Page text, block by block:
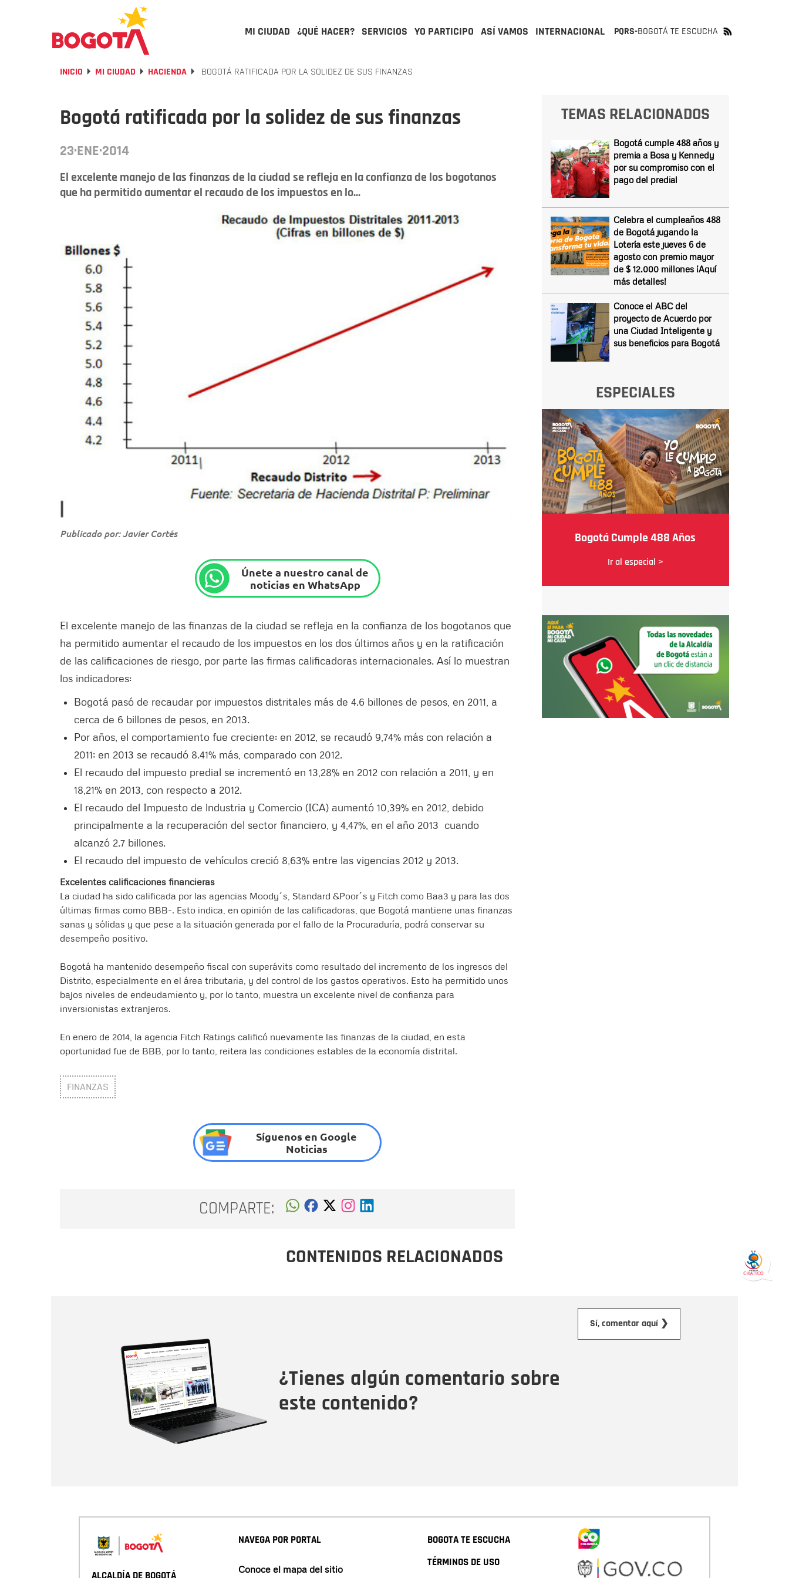
MI CIUDAD ¿QUÉ HACER? SERVICIOS YO PARTICIPO ASÍ VAMOS INTERNACIONAL PQRS-BOGOTÁ TE ESCUCHA
INICIO MI CIUDAD HACIENDA BOGOTÁ RATIFICADA POR LA SOLIDEZ DE SUS FINANZAS
Bogotá ratificada por la solidez de sus finanzas
23·ENE·2014
El excelente manejo de las finanzas de la ciudad se refleja en la confianza de los bogotanos
que ha permitido aumentar el recaudo de los impuestos en lo...
Publicado por: Javier Cortés
Únete a nuestro canal de
noticias en WhatsApp
El excelente manejo de las finanzas de la ciudad se refleja en la confianza de los bogotanos que
ha permitido aumentar el recaudo de los impuestos en los dos últimos años y en la ratificación
de las calificaciones de riesgo, por parte las firmas calificadoras internacionales. Así lo muestran
los indicadores:
Bogotá pasó de recaudar por impuestos distritales más de 4.6 billones de pesos, en 2011, a
cerca de 6 billones de pesos, en 2013.
Por años, el comportamiento fue creciente: en 2012, se recaudó 9,74% más con relación a
2011; en 2013 se recaudó 8.41% más, comparado con 2012.
El recaudo del impuesto predial se incrementó en 13,28% en 2012 con relación a 2011, y en
18,21% en 2013, con respecto a 2012.
El recaudo del Impuesto de lndustria y Comercio (ICA) aumentó 10,39% en 2012, debido
principalmente a la recuperación del sector financiero, y 4,47%, en el año 2013 cuando
alcanzó 2.7 billones.
El recaudo del impuesto de vehículos creció 8,63% entre las vigencias 2012 y 2013.
Excelentes calificaciones financieras
La ciudad ha sido calificada por las agencias Moody´s, Standard &Poor´s y Fitch como Baa3 y para las dos
últimas firmas como BBB-. Esto indica, en opinión de las calificadoras, que Bogotá mantiene unas finanzas
sanas y sólidas y que pese a la situación generada por el fallo de la Procuraduría, podrá conservar su
desempeño positivo.
Bogotá ha mantenido desempeño fiscal con superávits como resultado del incremento de los ingresos del
Distrito, especialmente en el área tributaria, y del control de los gastos operativos. Esto ha permitido unos
bajos niveles de endeudamiento y, por lo tanto, muestra un excelente nivel de confianza para
inversionistas extranjeros.
En enero de 2014, la agencia Fitch Ratings calificó nuevamente las finanzas de la ciudad, en esta
oportunidad fue de BBB, por lo tanto, reitera las condiciones estables de la economía distrital.
FINANZAS
Síguenos en Google
Noticias
COMPARTE:
TEMAS RELACIONADOS
Bogotá cumple 488 años y
premia a Bosa y Kennedy
por su compromiso con el
pago del predial
Celebra el cumpleaños 488
de Bogotá jugando la
Lotería este jueves 6 de
agosto con premio mayor
de $ 12.000 millones ¡Aquí
más detalles!
Conoce el ABC del
proyecto de Acuerdo por
una Ciudad Inteligente y
sus beneficios para Bogotá
ESPECIALES
Bogotá Cumple 488 Años
Ir al especial >
CONTENIDOS RELACIONADOS
¿Tienes algún comentario sobre
este contenido?
Sí, comentar aquí ❯
NAVEGA POR PORTAL
Conoce el mapa del sitio
BOGOTA TE ESCUCHA
TÉRMINOS DE USO